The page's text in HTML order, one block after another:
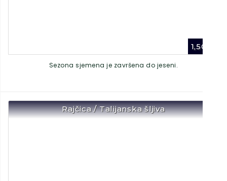
1,50
Sezona sjemena je završena do jeseni.
Rajčica / Talijanska šljiva